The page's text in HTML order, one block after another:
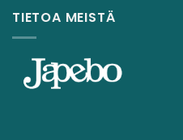
TIETOA MEISTÄ